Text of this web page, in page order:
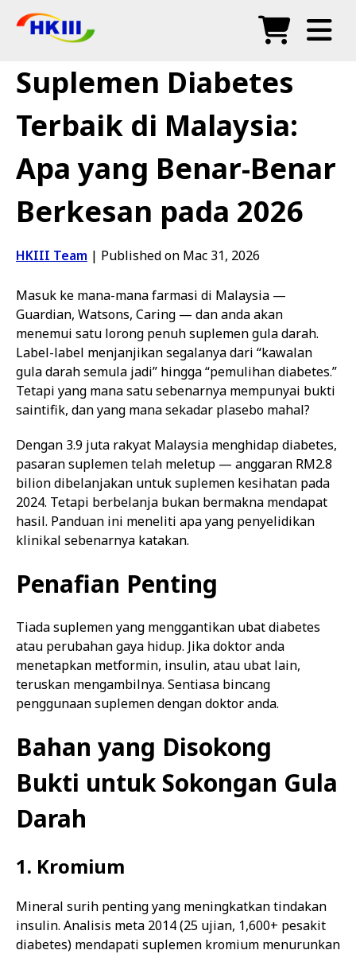
Soalan Lazim
Blog
Agen Sah
Kedai
Suplemen Diabetes
Terbaik di Malaysia:
Apa yang Benar-Benar
Berkesan pada 2026
HKIII Team | Published on Mac 31, 2026
Masuk ke mana-mana farmasi di Malaysia —
Guardian, Watsons, Caring — dan anda akan
menemui satu lorong penuh suplemen gula darah.
Label-label menjanjikan segalanya dari “kawalan
gula darah semula jadi” hingga “pemulihan diabetes.”
Tetapi yang mana satu sebenarnya mempunyai bukti
saintifik, dan yang mana sekadar plasebo mahal?
Dengan 3.9 juta rakyat Malaysia menghidap diabetes,
pasaran suplemen telah meletup — anggaran RM2.8
bilion dibelanjakan untuk suplemen kesihatan pada
2024. Tetapi berbelanja bukan bermakna mendapat
hasil. Panduan ini meneliti apa yang penyelidikan
klinikal sebenarnya katakan.
Penafian Penting
Tiada suplemen yang menggantikan ubat diabetes
atau perubahan gaya hidup. Jika doktor anda
menetapkan metformin, insulin, atau ubat lain,
teruskan mengambilnya. Sentiasa bincang
penggunaan suplemen dengan doktor anda.
Bahan yang Disokong
Bukti untuk Sokongan Gula
Darah
1. Kromium
Mineral surih penting yang meningkatkan tindakan
insulin. Analisis meta 2014 (25 ujian, 1,600+ pesakit
diabetes) mendapati suplemen kromium menurunkan